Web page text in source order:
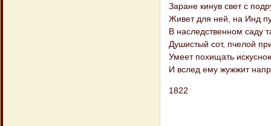
Заране кинув свет с
Живет для ней, на Инд
В наследственном саду
Душистый сот, пчелой
Умеет похищать
И вслед ему жужжит
1822